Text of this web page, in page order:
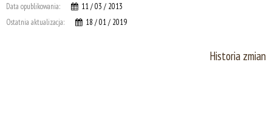
Data opublikowania:
11 / 03 / 2013
Ostatnia aktualizacja:
18 / 01 / 2019
Historia zmian